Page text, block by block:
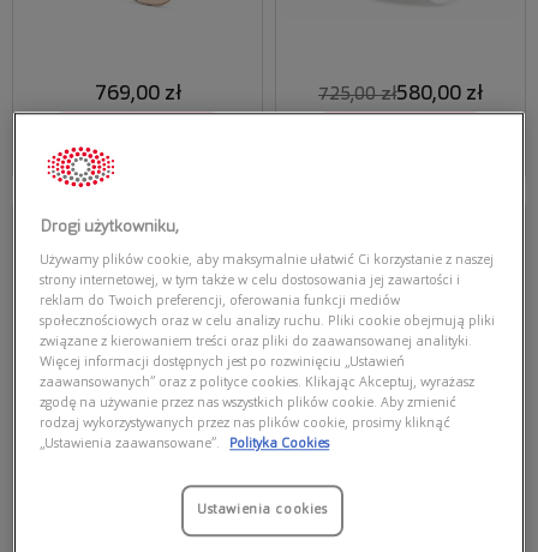
769,00 zł
Najniższa cena z 30 dni przed
obecną promocją: 615,20 zł
725,00 zł580,00 zł
wirtualnie
RAY-BAN 0RB3457 029/13
RAY-BAN
Dodaj do koszyka
RAY-BAN 0RB4147 601/87
BOYFRIEND
RAY-BAN BOYFRIEND
679,00 zł
Dodaj do koszyka
Drogi użytkowniku,
Używamy plików cookie, aby maksymalnie ułatwić Ci korzystanie z naszej
strony internetowej, w tym także w celu dostosowania jej zawartości i
reklam do Twoich preferencji, oferowania funkcji mediów
społecznościowych oraz w celu analizy ruchu. Pliki cookie obejmują pliki
związane z kierowaniem treści oraz pliki do zaawansowanej analityki.
Więcej informacji dostępnych jest po rozwinięciu „Ustawień
zaawansowanych” oraz z polityce cookies. Klikając Akceptuj, wyrażasz
zgodę na używanie przez nas wszystkich plików cookie. Aby zmienić
rodzaj wykorzystywanych przez nas plików cookie, prosimy kliknąć
„Ustawienia zaawansowane”.
Polityka Cookies
Ustawienia cookies